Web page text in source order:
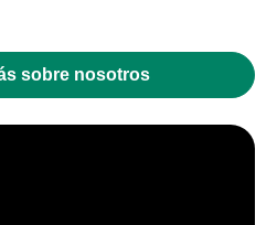
sobre nosotros